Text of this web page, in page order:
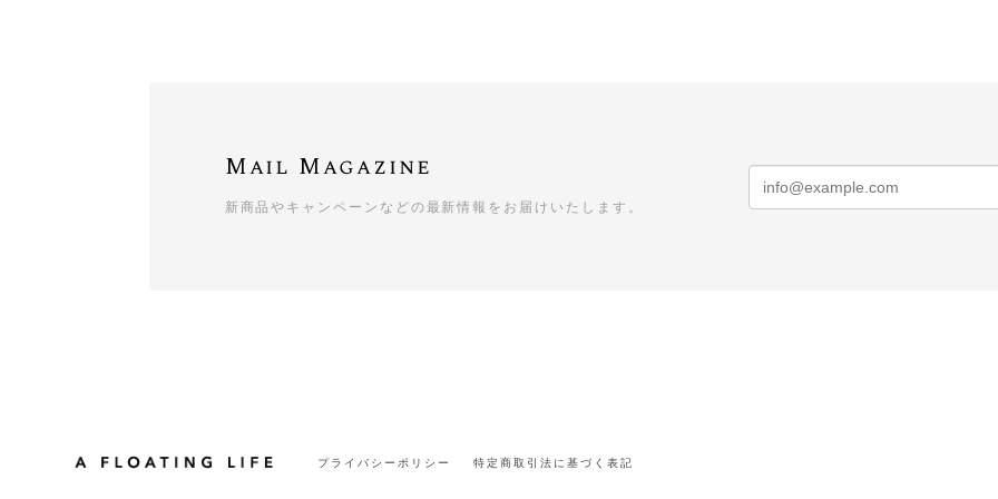
Mail Magazine
新商品やキャンペーンなどの最新情報をお届けいたします。
プライバシーポリシー 特定商取引法に基づく表記